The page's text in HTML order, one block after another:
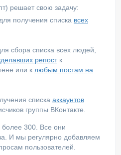
решает свою задачу:
получения списка всех
сбора списка всех людей,
репостк
или к любым постам на
списка аккаунтов
группы ВКонтакте.
более 300. Все они
И мы регулярно добавляем
пользователей.